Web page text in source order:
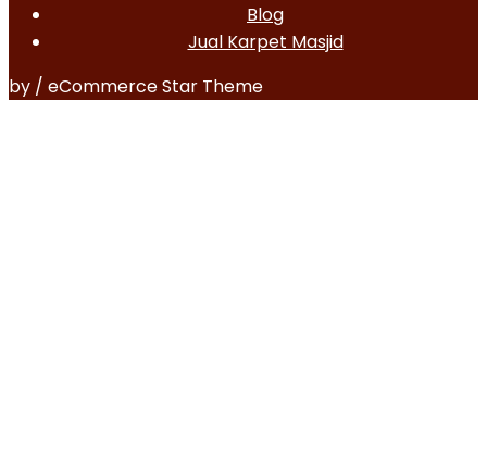
Blog
Jual Karpet Masjid
by / eCommerce Star Theme